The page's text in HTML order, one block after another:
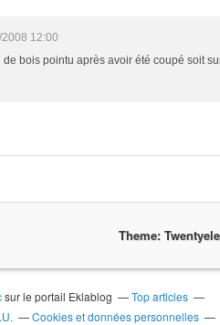
12:00
de bois pointu après avoir été coupé soit
Theme:
sur le portail Eklablog
Top articles
Cookies et données personnelles